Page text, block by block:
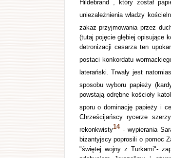
Hildebrand , który został
uniezależnienia władzy
zakaz przyjmowania przez
(tutaj pojęcie głębiej opisujące
detronizacji cesarza ten
postaci konkordatu
laterański. Trwały jest
sposobu wyboru papieży
powstają odrębne kościoły
sporu o dominację papieży i
Chrześcijańscy rycerze
rekonkwisty14- wypierania
bizantyjscy poprosili o pomoc
"świętej wojny z Turkami"-